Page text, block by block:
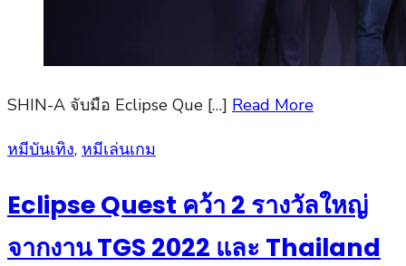
SHIN-A จับมือ Eclipse Que […] Read More
Posted
หมีบันเทิง, หมีเล่นเกม
Eclipse Quest คว้า 2 รางวัลใหญ่
จากงาน TGS 2022 และ Thailand